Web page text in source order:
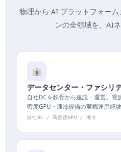
物理から AI プラットフォー
ンの全領域を、AIネ
データセンター・ファシリ
自社DCを鉄骨から建設・運営。電
密度GPU・液冷設備の実機運用経験
自社DC / 高密度GPU / 液冷